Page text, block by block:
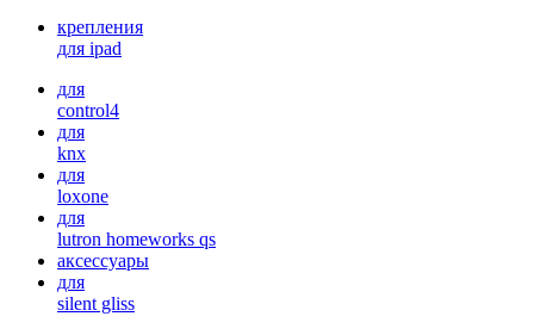
крепления
для ipad
для
control4
для
knx
для
loxone
для
lutron homeworks qs
аксессуары
для
silent gliss